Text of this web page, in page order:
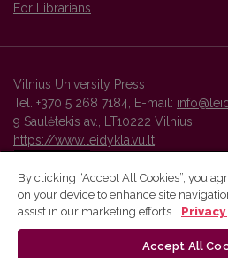
For Librarians
Vilnius University Press
Tel. +370 5 268 7184, E-mail:
9 Saulėtekis av., LT10222 Vilnius
https://www.leidykla.vu.lt
Vilnius University Press platform and
By clicking “Accept All Cookies”, you
on your device to enhance site
assist in our marketing efforts.
Accept All